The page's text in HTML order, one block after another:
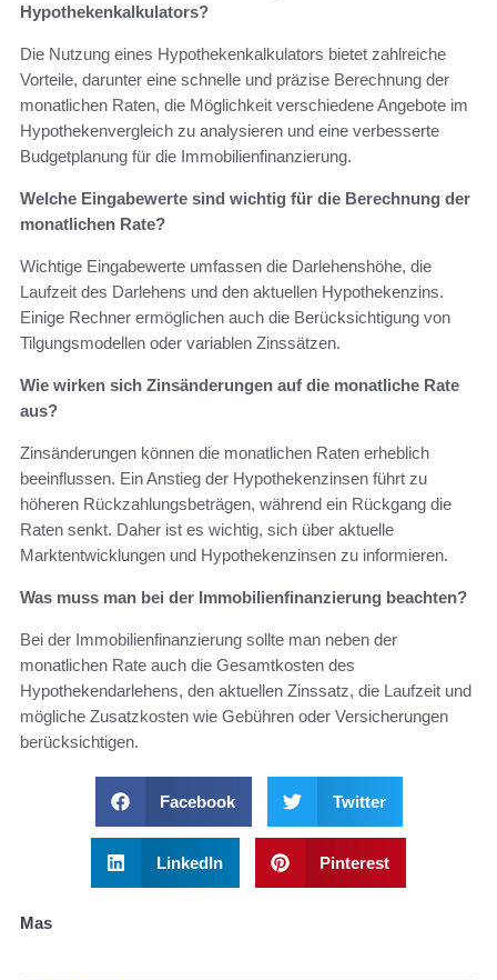
Hypothekenkalkulators?
Die Nutzung eines Hypothekenkalkulators bietet zahlreiche
Vorteile, darunter eine schnelle und präzise Berechnung der
monatlichen Raten, die Möglichkeit verschiedene Angebote im
Hypothekenvergleich zu analysieren und eine verbesserte
Budgetplanung für die Immobilienfinanzierung.
Welche Eingabewerte sind wichtig für die Berechnung der
monatlichen Rate?
Wichtige Eingabewerte umfassen die Darlehenshöhe, die
Laufzeit des Darlehens und den aktuellen Hypothekenzins.
Einige Rechner ermöglichen auch die Berücksichtigung von
Tilgungsmodellen oder variablen Zinssätzen.
Wie wirken sich Zinsänderungen auf die monatliche Rate
aus?
Zinsänderungen können die monatlichen Raten erheblich
beeinflussen. Ein Anstieg der Hypothekenzinsen führt zu
höheren Rückzahlungsbeträgen, während ein Rückgang die
Raten senkt. Daher ist es wichtig, sich über aktuelle
Marktentwicklungen und Hypothekenzinsen zu informieren.
Was muss man bei der Immobilienfinanzierung beachten?
Bei der Immobilienfinanzierung sollte man neben der
monatlichen Rate auch die Gesamtkosten des
Hypothekendarlehens, den aktuellen Zinssatz, die Laufzeit und
mögliche Zusatzkosten wie Gebühren oder Versicherungen
berücksichtigen.
Facebook Twitter
LinkedIn Pinterest
Mas